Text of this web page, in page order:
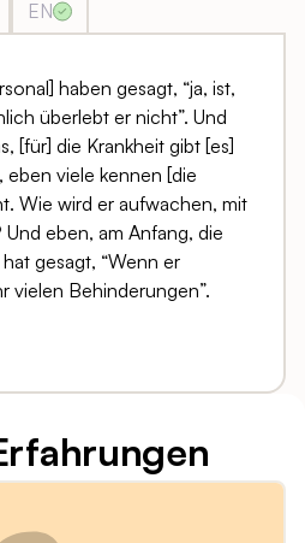
EN
haben gesagt, “ja, ist,
überlebt er nicht”. Und
[für] die Krankheit gibt [es]
viele kennen [die
Wie wird er aufwachen, mit
eben, am Anfang, die
gesagt, “Wenn er
vielen Behinderungen”.